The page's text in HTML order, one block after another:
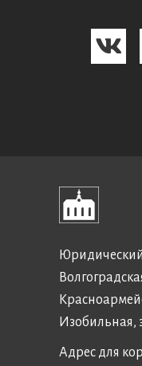
Изобильная,
Адрес для